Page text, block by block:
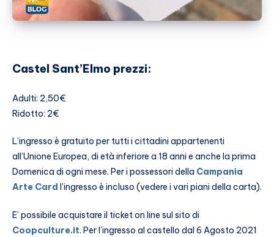
Castel Sant’Elmo prezzi:
Adulti: 2,50€
Ridotto: 2€
L’ingresso è gratuito per tutti i cittadini appartenenti
all’Unione Europea, di età inferiore a 18 anni e anche la prima
Domenica di ogni mese. Per i possessori della Campania
Arte Card l’ingresso è incluso (vedere i vari piani della carta).
E’ possibile acquistare il ticket on line sul sito di
Coopculture.it. Per l’ingresso al castello dal 6 Agosto 2021